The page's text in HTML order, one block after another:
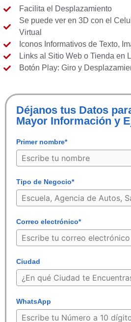
Facilita el Desplazamiento
Se puede ver en 3D con el
Virtual
Iconos Informativos de Texto,
Links al Sitio Web o Tienda en
Botón Play: Giro y
Déjanos tus Datos
Mayor Información y
Primer nombre*
Tipo de Negocio*
Correo electrónico*
Ciudad
WhatsApp